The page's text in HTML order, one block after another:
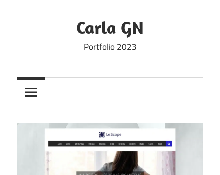
Carla GN
Portfolio 2023